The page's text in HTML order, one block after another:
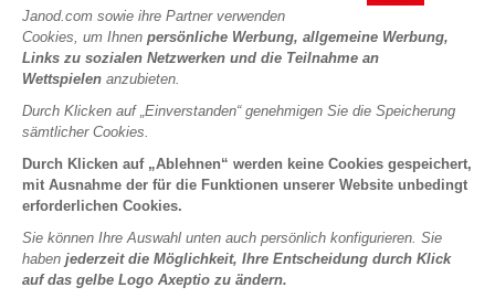
Janod.com sowie ihre Partner verwenden
Cookies, um Ihnen persönliche Werbung, allgemeine Werbung,
Links zu sozialen Netzwerken und die Teilnahme an
Wettspielen anzubieten.
Durch Klicken auf „Einverstanden“ genehmigen Sie die Speicherung
sämtlicher Cookies.
Durch Klicken auf „Ablehnen“ werden keine Cookies gespeichert,
mit Ausnahme der für die Funktionen unserer Website unbedingt
erforderlichen Cookies.
Sie können Ihre Auswahl unten auch persönlich konfigurieren. Sie
haben jederzeit die Möglichkeit, Ihre Entscheidung durch Klick
auf das gelbe Logo Axeptio zu ändern.
Persönliche daten
Cookies
Nutzungsbedingungen #YesJanod
CSR-Verpflichtungen
Was ist FSC®?
Sicheres Bezahlen
Lieferbedingungen
Spielregeln und Anleitungen
Lose Stücke
Kinderaktivitäten zum Download
PROFESSIONAL
Pressekontakte